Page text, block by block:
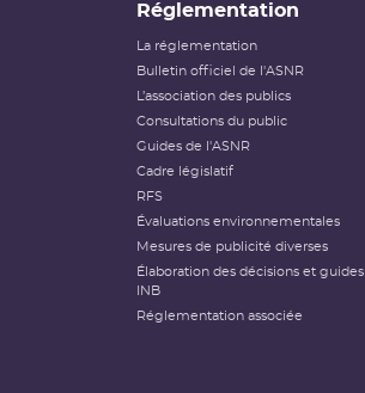
Réglementation
La réglementation
Bulletin officiel de l'ASNR
L’association des publics
Consultations du public
Guides de l'ASNR
Cadre législatif
RFS
Évaluations environnementales
Mesures de publicité diverses
Élaboration des décisions et guides
INB
Réglementation associée